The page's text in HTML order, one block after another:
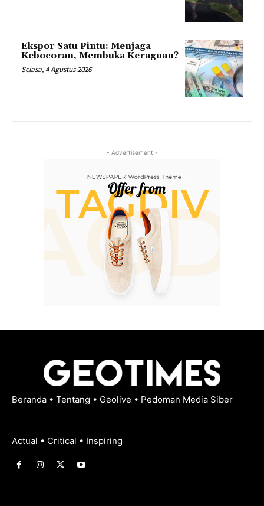
Ekspor Satu Pintu: Menjaga
Kebocoran, Membuka Keraguan?
Selasa, 4 Agustus 2026
- Advertisement -
Beranda • Tentang • Geolive • Pedoman Media Siber
Actual • Critical • Inspiring